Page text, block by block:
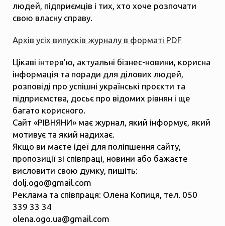
людей, підприємців і тих, хто хоче розпочати
свою власну справу.
Архів усіх випусків журналу в форматі PDF
Цікаві інтерв’ю, актуальні бізнес-новини, корисна
інформація та поради для ділових людей,
розповіді про успішні українські проєкти та
підприємства, досьє про відомих рівнян і ще
багато корисного.
Сайт «РІВНЯНИ» має журнал, який інформує, який
мотивує та який надихає.
Якщо ви маєте ідеї для поліпшення сайту,
пропозиції зі співпраці, новини або бажаєте
висловити свою думку, пишіть:
dolj.ogo@gmail.com
Реклама та співпраця: Олена Копиця, тел. 050
339 33 34
olena.ogo.ua@gmail.com